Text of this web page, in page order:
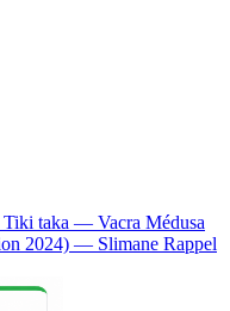
Tiki taka — Vacra Médusa
2024) — Slimane Rappel